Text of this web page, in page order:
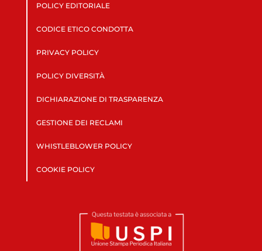
POLICY EDITORIALE
CODICE ETICO CONDOTTA
PRIVACY POLICY
POLICY DIVERSITÀ
DICHIARAZIONE DI TRASPARENZA
GESTIONE DEI RECLAMI
WHISTLEBLOWER POLICY
COOKIE POLICY